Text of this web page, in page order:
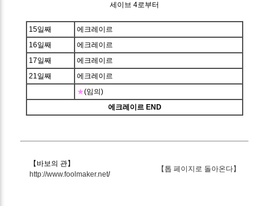
세이브 4로부터
15일째
에크레이르
16일째
에크레이르
17일째
에크레이르
21일째
에크레이르
★(임의)
에크레이르 END
【바보의 관】
http://www.foolmaker.net/
【톱 페이지로 돌아온다】